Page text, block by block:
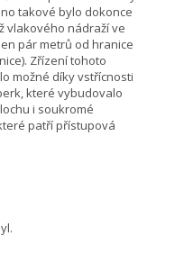
takové bylo dokonce
vlakového nádraží ve
pár metrů od hranice
Zřízení tohoto
možné díky vstřícnosti
které vybudovalo
i soukromé
patří přístupová